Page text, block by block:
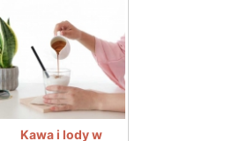
Kawa i lody w